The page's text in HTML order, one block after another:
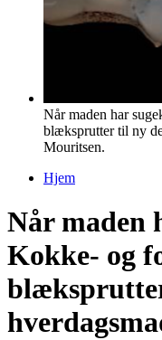
Når maden har
blæksprutter til ny
Mouritsen.
Hjem
Når maden
Kokke- og